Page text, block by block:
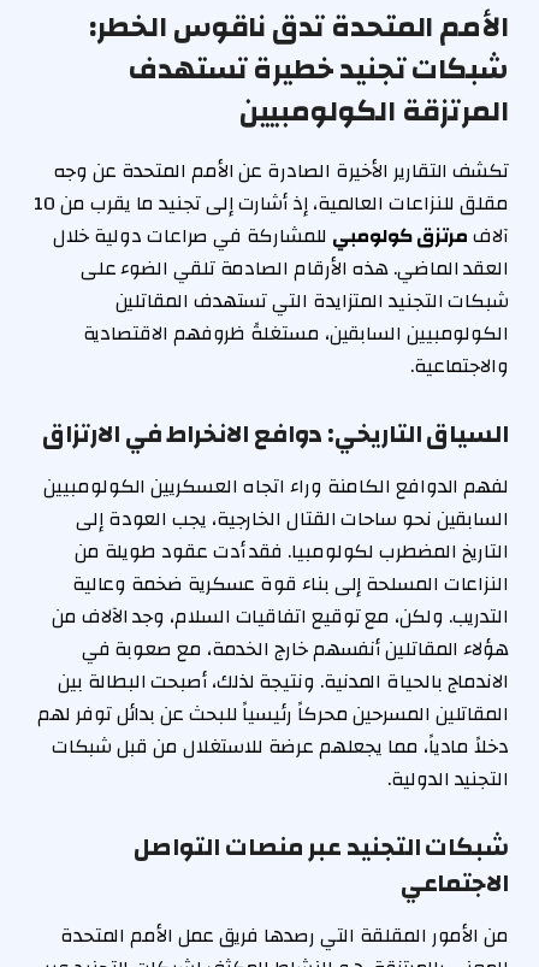
الأمم المتحدة تدق ناقوس الخطر:
شبكات تجنيد خطيرة تستهدف
المرتزقة الكولومبيين
تكشف التقارير الأخيرة الصادرة عن الأمم المتحدة عن وجه
مقلق للنزاعات العالمية، إذ أشارت إلى تجنيد ما يقرب من 10
آلافمرتزق كولومبي للمشاركة في صراعات دولية خلال
العقد الماضي. هذه الأرقام الصادمة تلقي الضوء على
شبكات التجنيد المتزايدة التي تستهدف المقاتلين
الكولومبيين السابقين، مستغلةً ظروفهم الاقتصادية
والاجتماعية.
السياق التاريخي: دوافع الانخراط في الارتزاق
لفهم الدوافع الكامنة وراء اتجاه العسكريين الكولومبيين
السابقين نحو ساحات القتال الخارجية، يجب العودة إلى
التاريخ المضطرب لكولومبيا. فقد أدت عقود طويلة من
النزاعات المسلحة إلى بناء قوة عسكرية ضخمة وعالية
التدريب. ولكن، مع توقيع اتفاقيات السلام، وجد الآلاف من
هؤلاء المقاتلين أنفسهم خارج الخدمة، مع صعوبة في
الاندماج بالحياة المدنية. ونتيجة لذلك، أصبحت البطالة بين
المقاتلين المسرحين محركاً رئيسياً للبحث عن بدائل توفر لهم
دخلاً مادياً، مما يجعلهم عرضة للاستغلال من قبل شبكات
التجنيد الدولية.
شبكات التجنيد عبر منصات التواصل
الاجتماعي
من الأمور المقلقة التي رصدها فريق عمل الأمم المتحدة